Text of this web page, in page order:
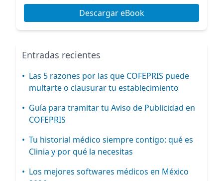
Descargar eBook
Entradas recientes
• Las 5 razones por las que COFEPRIS puede
multarte o clausurar tu establecimiento
• Guía para tramitar tu Aviso de Publicidad en
COFEPRIS
• Tu historial médico siempre contigo: qué es
Clinia y por qué la necesitas
• Los mejores softwares médicos en México